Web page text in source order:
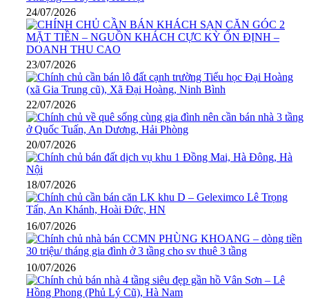
24/07/2026
23/07/2026
22/07/2026
20/07/2026
18/07/2026
16/07/2026
10/07/2026